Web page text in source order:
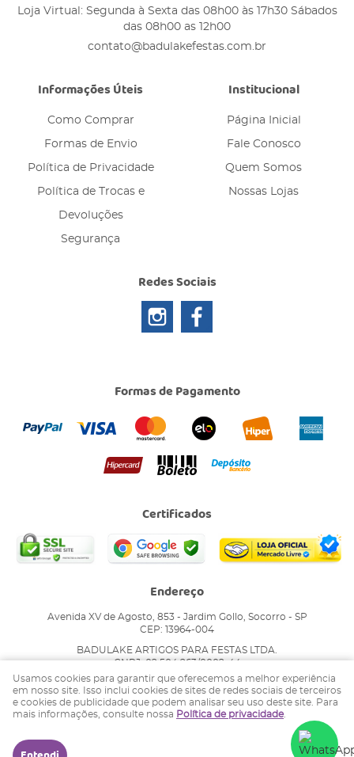
Loja Virtual: Segunda à Sexta das 08h00 às 17h30 Sábados
das 08h00 as 12h00
contato@badulakefestas.com.br
Informações Úteis
Como Comprar
Formas de Envio
Política de Privacidade
Política de Trocas e
Devoluções
Segurança
Institucional
Página Inicial
Fale Conosco
Quem Somos
Nossas Lojas
Redes Sociais
Formas de Pagamento
Certificados
Endereço
Avenida XV de Agosto, 853- Jardim Gollo, Socorro - SP
CEP: 13964-004
BADULAKE ARTIGOS PARA FESTAS LTDA.
CNPJ: 02.504.263/0002-44
LOJA VIRTUAL CRIADA POR
Usamos cookies para garantir que oferecemos a melhor experiência
em nosso site. Isso inclui cookies de sites de redes sociais de terceiros
e cookies de publicidade que podem analisar seu uso deste site. Para
mais informações, consulte nossa Política de privacidade.